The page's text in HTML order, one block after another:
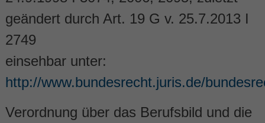
geändert durch Art. 19 G v. 25.7.2013 I
2749
einsehbar unter:
http://www.bundesrecht.juris.de/
Verordnung über das Berufsbild und die